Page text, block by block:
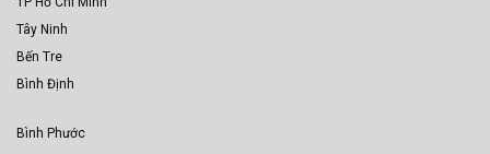
Tây Ninh
Bến Tre
Bình Định
Bình Phước